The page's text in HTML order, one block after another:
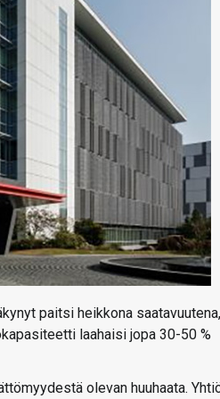
paitsi heikkona saatavuutena,
laahaisi jopa 30-50 %
olevan huuhaata.